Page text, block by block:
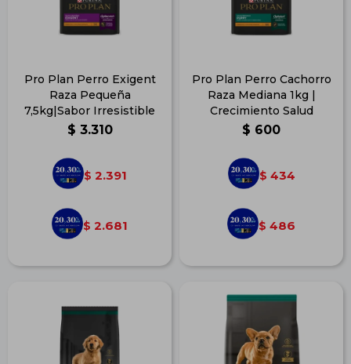
Pro Plan Perro Exigent
Raza Pequeña
7,5kg|Sabor Irresistible
$ 3.310
$ 2.391
$ 2.681
Pro Plan Perro Cachorro
Raza Mediana 1kg |
Crecimiento Salud
$ 600
$ 434
$ 486